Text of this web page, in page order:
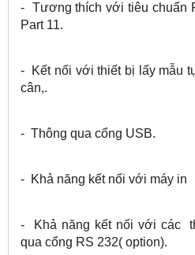
- Tương thích với tiêu chuẩn
Part 11.
- Kết nối với thiết bị lấy mẫu
cân,.
- Thông qua cổng USB.
- Khả năng kết nối với máy in
- Khả năng kết nối với các
qua cổng RS 232( option).